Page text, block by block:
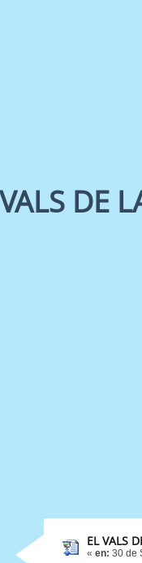
DE
EL VALS
« en: 30 de